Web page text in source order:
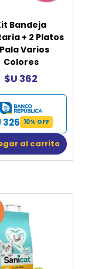
Bandeja
+ 2 Platos
Varios
Colores
$U 362
326 10% OFF
al carrito